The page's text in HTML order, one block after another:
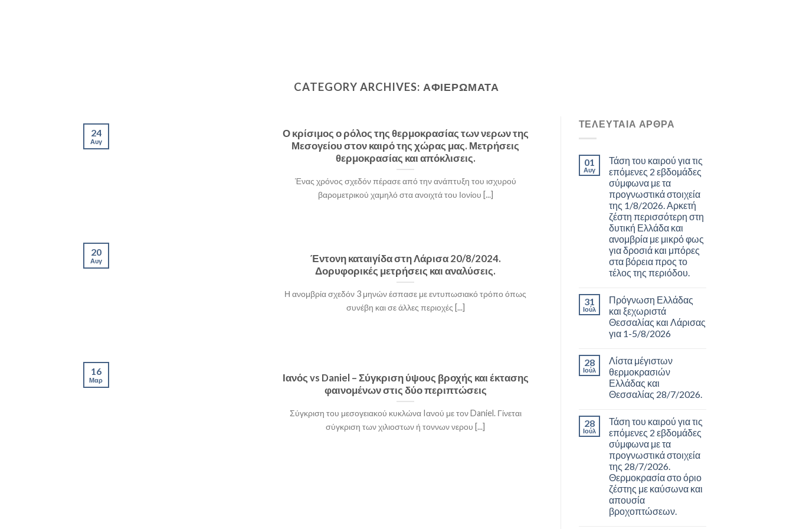
CATEGORY ARCHIVES: ΑΦΙΕΡΩΜΑΤΑ
Ο κρίσιμος ο ρόλος της θερμοκρασίας των νερων της
Μεσογείου στον καιρό της χώρας μας. Μετρήσεις
θερμοκρασίας και απόκλισεις.
Ένας χρόνος σχεδόν πέρασε από την ανάπτυξη του ισχυρού
βαρομετρικού χαμηλό στα ανοιχτά του Ιονίου [...]
24
Αυγ
Έντονη καταιγίδα στη Λάρισα 20/8/2024.
Δορυφορικές μετρήσεις και αναλύσεις.
Η ανομβρία σχεδόν 3 μηνών έσπασε με εντυπωσιακό τρόπο όπως
συνέβη και σε άλλες περιοχές [...]
20
Αυγ
Ιανός vs Daniel – Σύγκριση ύψους βροχής και έκτασης
φαινομένων στις δύο περιπτώσεις
Σύγκριση του μεσογειακού κυκλώνα Iανού με τον Daniel. Γίνεται
σύγκριση των χιλιοστων ή τοννων νερου [...]
16
Μαρ
ΤΕΛΕΥΤΑΊΑ ΆΡΘΡΑ
01
Αυγ
Τάση του καιρού για τις
επόμενες 2 εβδομάδες
σύμφωνα με τα
προγνωστικά στοιχεία
της 1/8/2026. Αρκετή
ζέστη περισσότερη στη
δυτική Ελλάδα και
ανομβρία με μικρό φως
για δροσιά και μπόρες
στα βόρεια προς το
τέλος της περιόδου.
31
Ιούλ
Πρόγνωση Ελλάδας
και ξεχωριστά
Θεσσαλίας και Λάρισας
για 1-5/8/2026
28
Ιούλ
Λίστα μέγιστων
θερμοκρασιών
Ελλάδας και
Θεσσαλίας 28/7/2026.
28
Ιούλ
Τάση του καιρού για τις
επόμενες 2 εβδομάδες
σύμφωνα με τα
προγνωστικά στοιχεία
της 28/7/2026.
Θερμοκρασία στο όριο
ζέστης με καύσωνα και
απουσία
βροχοπτώσεων.